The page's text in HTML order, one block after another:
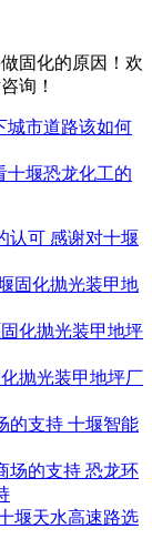
固化的原因！欢
询！
城市道路该如何
十堰恐龙化工的
感谢对十堰
固化抛光装甲地
抛光装甲地坪厂
十堰智能
恐龙环
堰天水高速路选